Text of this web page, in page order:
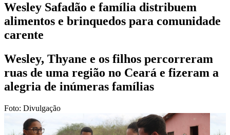
Wesley Safadão e família distribuem
alimentos e brinquedos para comunidade
carente
Wesley, Thyane e os filhos percorreram
ruas de uma região no Ceará e fizeram a
alegria de inúmeras famílias
Foto: Divulgação